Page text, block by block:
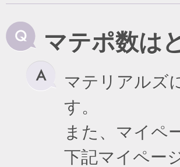
マテポ数は
マテリアルズ
す。
また、マイペ
下記マイペー